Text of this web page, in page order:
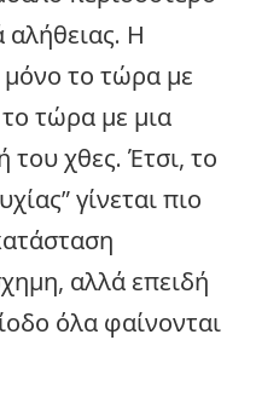
Η
μόνο το τώρα με
τώρα με μια
του χθες. Έτσι, το
γίνεται πιο
αλλά επειδή
όλα φαίνονται